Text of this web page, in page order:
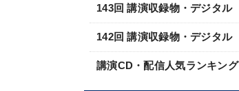
143回 講演収録物・デジタル
142回 講演収録物・デジタル
講演CD・配信人気ランキング